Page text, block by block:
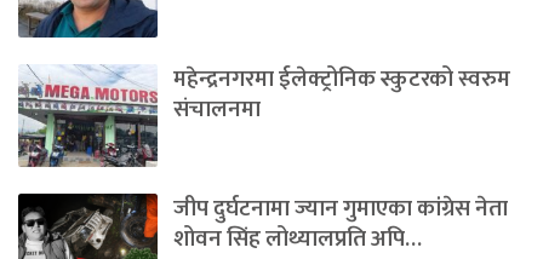
महेन्द्रनगरमा ईलेक्ट्रोनिक स्कुटरको स्वरुम
संचालनमा
जीप दुर्घटनामा ज्यान गुमाएका कांग्रेस नेता
शोवन सिंह लोथ्यालप्रति अपि…